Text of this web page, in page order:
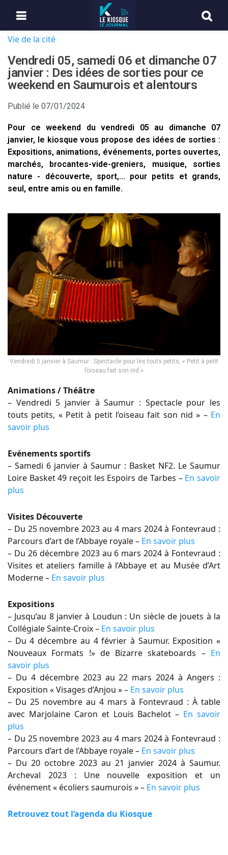
Vie de la cité
Vendredi 05, samedi 06 et dimanche 07
janvier : Des idées de sorties pour ce
weekend en Saumurois et alentours
Publié le 07/01/2024
Pour ce weekend du vendredi 05 au dimanche 07
janvier, le kiosque vous propose des idées de sorties :
Expositions, animations, événements, portes ouvertes,
marchés, brocantes-vide-greniers, musique, sorties
nature - découverte, sport,... pour petits et grands,
seul, entre amis ou en famille.
Vendredi 5 janvier à Saumur : Spectacle pour les touts petits, « Petit à petit
l’oiseau fait son nid »
Animations / Théâtre
– Vendredi 5 janvier à Saumur : Spectacle pour les
touts petits, « Petit à petit l’oiseau fait son nid » – En
savoir plus
Evénements sportifs
– Samedi 6 janvier à Saumur : Basket NF2. Le Saumur
Loire Basket 49 reçoit les Espoirs de Tarbes – En savoir
plus
Visites Découverte
– Du 25 novembre 2023 au 4 mars 2024 à Fontevraud :
Parcours d’art de l’Abbaye royale – En savoir plus
– Du 26 décembre 2023 au 6 mars 2024 à Fontevraud :
Visites et ateliers famille à l’Abbaye et au Musée d’Art
Moderne – En savoir plus
Expositions
– Jusqu’au 8 janvier à Loudun : Un siècle de jouets à la
Collégiale Sainte-Croix – En savoir plus
– Du 4 décembre au 4 février à Saumur. Exposition «
Nouveaux Formats !» de Bizarre skateboards – En
savoir plus
– Du 4 décembre 2023 au 22 mars 2024 à Angers :
Exposition « Visages d’Anjou » – En savoir plus
– Du 25 novembre au 4 mars à Fontevraud : À table
avec Marjolaine Caron et Louis Bachelot – En savoir
plus
– Du 25 novembre 2023 au 4 mars 2024 à Fontevraud :
Parcours d’art de l’Abbaye royale – En savoir plus
– Du 20 octobre 2023 au 21 janvier 2024 à Saumur.
Archeval 2023 : Une nouvelle exposition et un
événement « écoliers saumurois » – En savoir plus
Retrouvez tout l’agenda du Kiosque